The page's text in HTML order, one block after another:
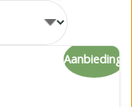
Aanbieding!